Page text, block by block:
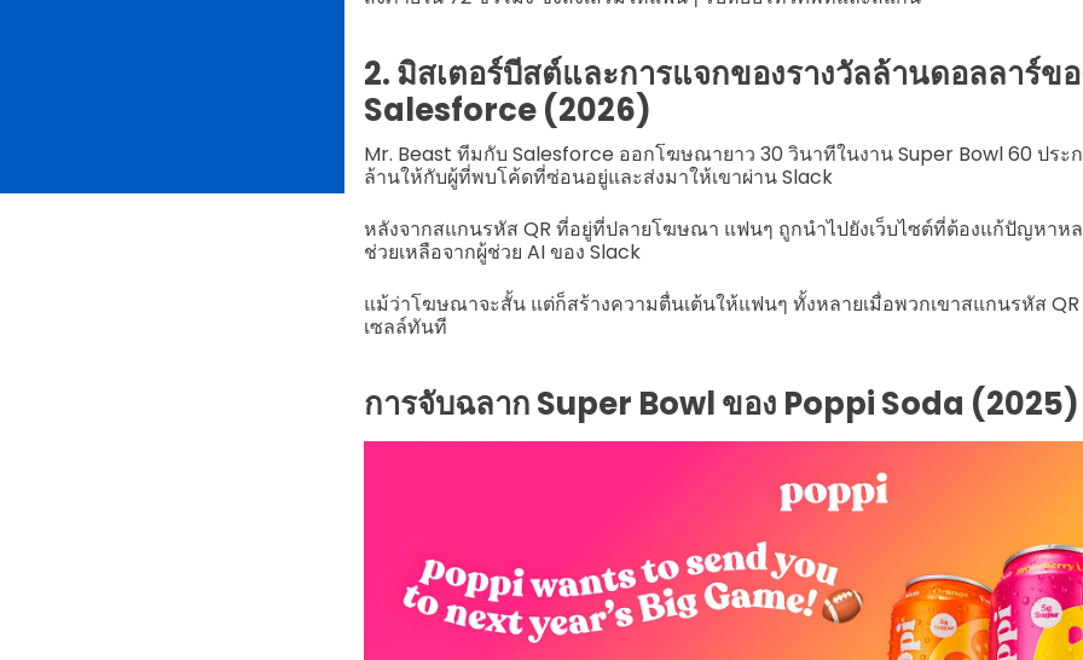
2. มิสเตอร์บีสต์และการแจกของรางวัลล้านดอลลาร์ข
Salesforce (2026)
Mr. Beast ทีมกับ Salesforce ออกโฆษณายาว 30 วินาทีในงาน Super Bowl 60 ประ
ล้านให้กับผู้ที่พบโค้ดที่ซ่อนอยู่และส่งมาให้เขาผ่าน Slack
หลังจากสแกนรหัส QR ที่อยู่ที่ปลายโฆษณา แฟนๆ ถูกนำไปยังเว็บไซต์ที่ต้องแก้ปัญหาห
ช่วยเหลือจากผู้ช่วย AI ของ Slack
แม้ว่าโฆษณาจะสั้น แต่ก็สร้างความตื่นเต้นให้แฟนๆ ทั้งหลายเมื่อพวกเขาสแกนรหัส
เซลล์ทันที
การจับฉลาก Super Bowl ของ Poppi Soda (2025)